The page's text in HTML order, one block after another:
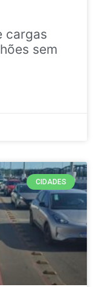
cargas
sem
CIDADES